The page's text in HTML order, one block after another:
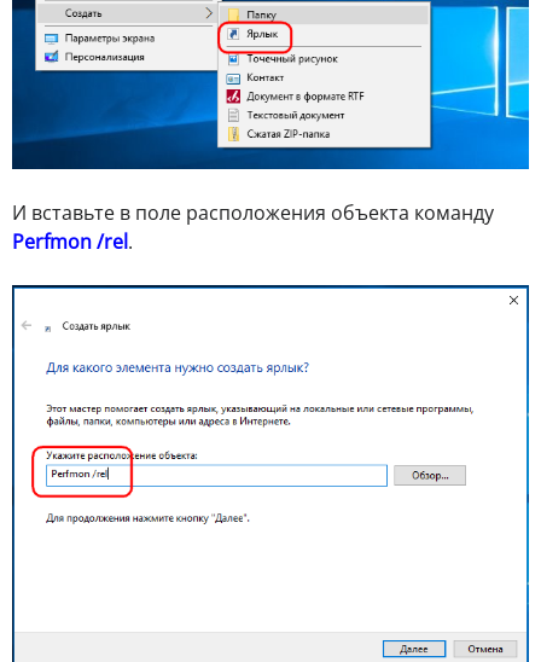
И вставьте в поле расположения объекта команду
Perfmon /rel.